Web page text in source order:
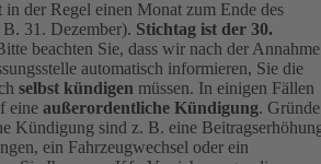
der Regel einen Monat zum Ende des
31. Dezember). Stichtag ist der 30.
beachten Sie, dass wir nach der Annahme
automatisch informieren, Sie die
selbst kündigen müssen. In einigen Fällen
eine außerordentliche Kündigung. Gründe
Kündigung sind z. B. eine
ein Fahrzeugwechsel oder ein